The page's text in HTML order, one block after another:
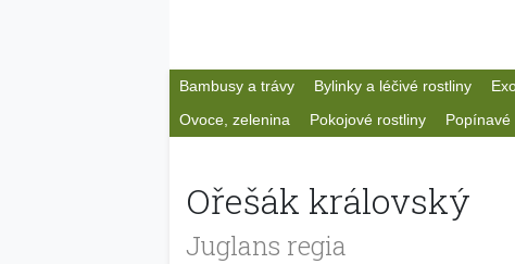
Bambusy a trávy Bylinky a léčivé rostliny
Ovoce, zelenina
Pokojové rostliny Popínavé
Ořešák královský
Juglans regia